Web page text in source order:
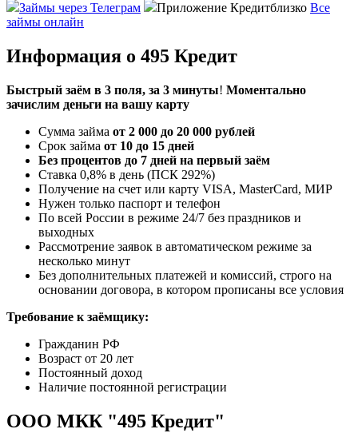
Займы через Телеграм Приложение Кредитблизко Все
займы онлайн
Информация о 495 Кредит
Быстрый заём в 3 поля, за 3 минуты! Моментально
зачислим деньги на вашу карту
Сумма займа от 2 000 до 20 000 рублей
Срок займа от 10 до 15 дней
Без процентов до 7 дней на первый заём
Ставка 0,8% в день (ПСК 292%)
Получение на счет или карту VISA, MasterCard, МИР
Нужен только паспорт и телефон
По всей России в режиме 24/7 без праздников и
выходных
Рассмотрение заявок в автоматическом режиме за
несколько минут
Без дополнительных платежей и комиссий, строго на
основании договора, в котором прописаны все условия
Требование к заёмщику:
Гражданин РФ
Возраст от 20 лет
Постоянный доход
Наличие постоянной регистрации
ООО МКК "495 Кредит"